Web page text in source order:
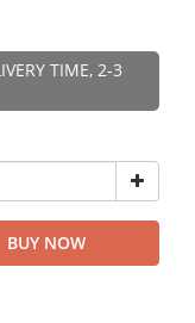
TIME, 2-3
BUY NOW